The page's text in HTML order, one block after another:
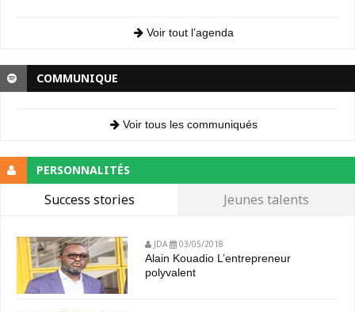
Voir tout l’agenda
COMMUNIQUE
Voir tous les communiqués
PERSONNALITÉS
Success stories Jeunes talents
JDA 03/05/2018
Alain Kouadio L’entrepreneur
polyvalent